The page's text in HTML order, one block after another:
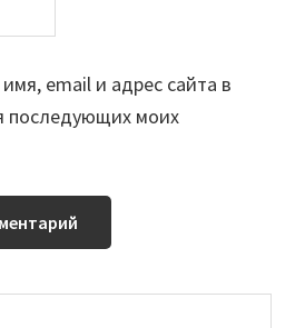
email и адрес сайта в
последующих моих